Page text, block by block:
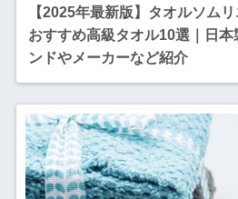
【2025年最新版】タオルソム
おすすめ高級タオル10選｜日
ンドやメーカーなど紹介